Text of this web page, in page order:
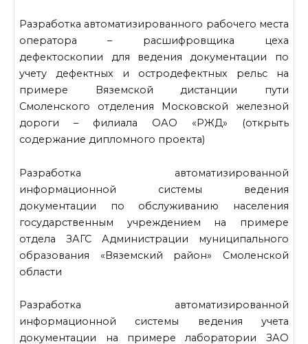
Разработка автоматизированного рабочего места
оператора – расшифровщика цеха
дефектоскопии для ведения документации по
учету дефектных и остродефектных рельс на
примере Вяземской дистанции пути
Смоленского отделения Московской железной
дороги – филиала ОАО «РЖД» (открыть
содержание дипломного проекта)
Разработка автоматизированной
информационной системы ведения
документации по обслуживанию населения
государственным учреждением на примере
отдела ЗАГС Администрации муниципального
образования «Вяземский район» Смоленской
области
Разработка автоматизированной
информационной системы ведения учета
документации на примере лаборатории ЗАО